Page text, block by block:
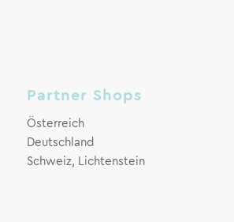
Partner Shops
Österreich
Deutschland
Schweiz, Lichtenstein